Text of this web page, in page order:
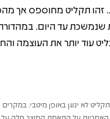
זהו תקליט מחוספס אך
שנמשכת עד היום.
עוד יותר את העוצמה
לא ינוגן באופן מיטבי. במקרים
האחריות על התאמת המוצר חלה